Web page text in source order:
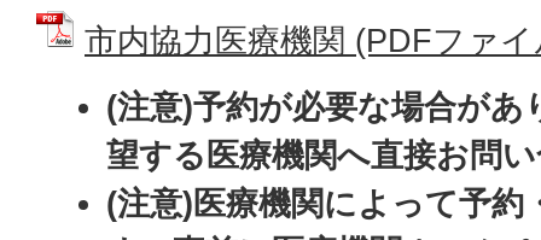
市内協力医療機関 (PDFファ
(注意)予約が必要な場合が
望する医療機関へ直接お問
(注意)医療機関によって予約